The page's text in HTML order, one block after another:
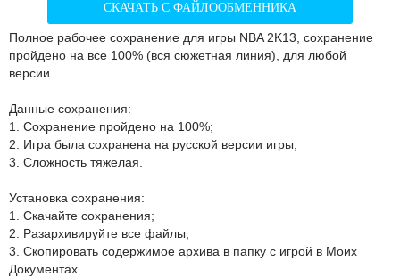
СКАЧАТЬ С ФАЙЛООБМЕННИКА
Полное рабочее сохранение для игры NBA 2K13, сохранение
пройдено на все 100% (вся сюжетная линия), для любой
версии.
Данные сохранения:
1. Сохранение пройдено на 100%;
2. Игра была сохранена на русской версии игры;
3. Сложность тяжелая.
Установка сохранения:
1. Скачайте сохранения;
2. Разархивируйте все файлы;
3. Скопировать содержимое архива в папку с игрой в Моих
Документах.